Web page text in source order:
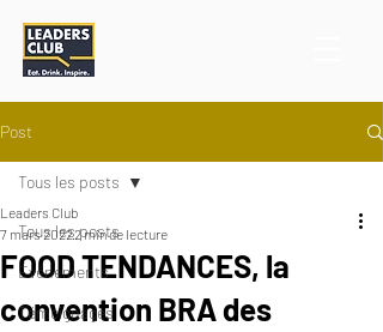
Post
Tous les posts
Événements
Témoignages
Tous les posts
FOOD TENDANCES, la
convention BRA des
Leaders Club
7 mars 20222 min de lecture